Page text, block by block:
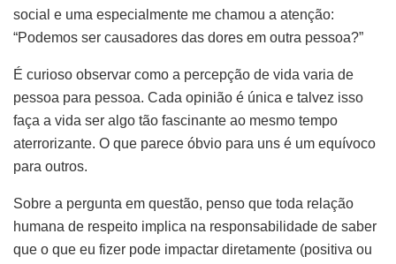
social e uma especialmente me chamou a atenção:
“Podemos ser causadores das dores em outra pessoa?”
É curioso observar como a percepção de vida varia de
pessoa para pessoa. Cada opinião é única e talvez isso
faça a vida ser algo tão fascinante ao mesmo tempo
aterrorizante. O que parece óbvio para uns é um equívoco
para outros.
Sobre a pergunta em questão, penso que toda relação
humana de respeito implica na responsabilidade de saber
que o que eu fizer pode impactar diretamente (positiva ou